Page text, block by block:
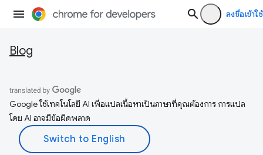
ลงชื่อเข้าใช้
Blog
Google ใช้เทคโนโลยี AI เพื่อแปลเนื้อหาเป็นภาษาที่คุณต้องการ การแปล
โดย AI อาจมีข้อผิดพลาด